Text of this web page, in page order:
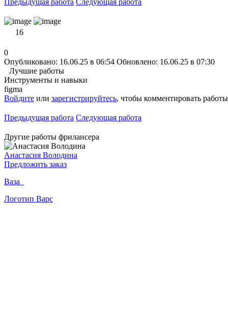
16
0
Опубликовано: 16.06.25 в 06:54 Обновлено: 16.06.25 в 07:30
Лучшие работы
Инструменты и навыки
figma
Войдите или зарегистрируйтесь, чтобы комментировать
Предыдущая работа Следующая работа
Другие работы фрилансера
Анастасия Володина
Предложить заказ
Ваза_
Логотип Варс